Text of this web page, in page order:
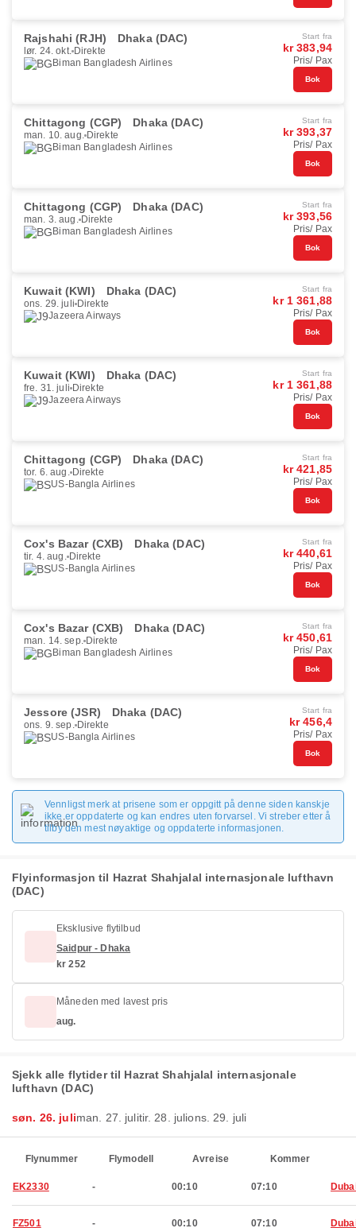
Rajshahi (RJH) Dhaka (DAC)
lør. 24. okt. Direkte
Biman Bangladesh Airlines
Start fra
kr 383,94
Pris/ Pax
Bok
Chittagong (CGP) Dhaka (DAC)
man. 10. aug. Direkte
Biman Bangladesh Airlines
Start fra
kr 393,37
Pris/ Pax
Bok
Chittagong (CGP) Dhaka (DAC)
man. 3. aug. Direkte
Biman Bangladesh Airlines
Start fra
kr 393,56
Pris/ Pax
Bok
Kuwait (KWI) Dhaka (DAC)
ons. 29. juli Direkte
Jazeera Airways
Start fra
kr 1 361,88
Pris/ Pax
Bok
Kuwait (KWI) Dhaka (DAC)
fre. 31. juli Direkte
Jazeera Airways
Start fra
kr 1 361,88
Pris/ Pax
Bok
Chittagong (CGP) Dhaka (DAC)
tor. 6. aug. Direkte
US-Bangla Airlines
Start fra
kr 421,85
Pris/ Pax
Bok
Cox's Bazar (CXB) Dhaka (DAC)
tir. 4. aug. Direkte
US-Bangla Airlines
Start fra
kr 440,61
Pris/ Pax
Bok
Cox's Bazar (CXB) Dhaka (DAC)
man. 14. sep. Direkte
Biman Bangladesh Airlines
Start fra
kr 450,61
Pris/ Pax
Bok
Jessore (JSR) Dhaka (DAC)
ons. 9. sep. Direkte
US-Bangla Airlines
Start fra
kr 456,4
Pris/ Pax
Bok
Vennligst merk at prisene som er oppgitt på denne siden kanskje
ikke er oppdaterte og kan endres uten forvarsel. Vi streber etter å
tilby den mest nøyaktige og oppdaterte informasjonen.
Flyinformasjon til Hazrat Shahjalal internasjonale lufthavn
(DAC)
Eksklusive flytilbud
Saidpur - Dhaka
kr 252
Måneden med lavest pris
aug.
Sjekk alle flytider til Hazrat Shahjalal internasjonale
lufthavn (DAC)
søn. 26. juliman. 27. julitir. 28. julions. 29. juli
Flynummer Flymodell Avreise Kommer
EK2330 - 00:10 07:10
FZ501 - 00:10 07:10